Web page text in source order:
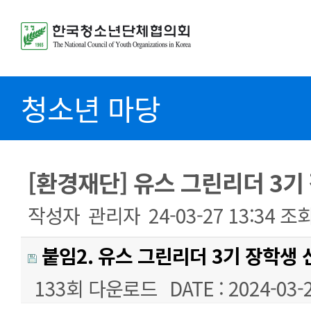
청소년 마당
[환경재단] 유스 그린리더 3
작성자 관리자 24-03-27 13:34 조
붙임2. 유스 그린리더 3기 장학생
133회 다운로드 DATE : 2024-